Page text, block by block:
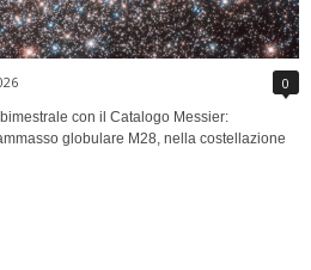
0
con il Catalogo Messier:
globulare M28, nella costellazione